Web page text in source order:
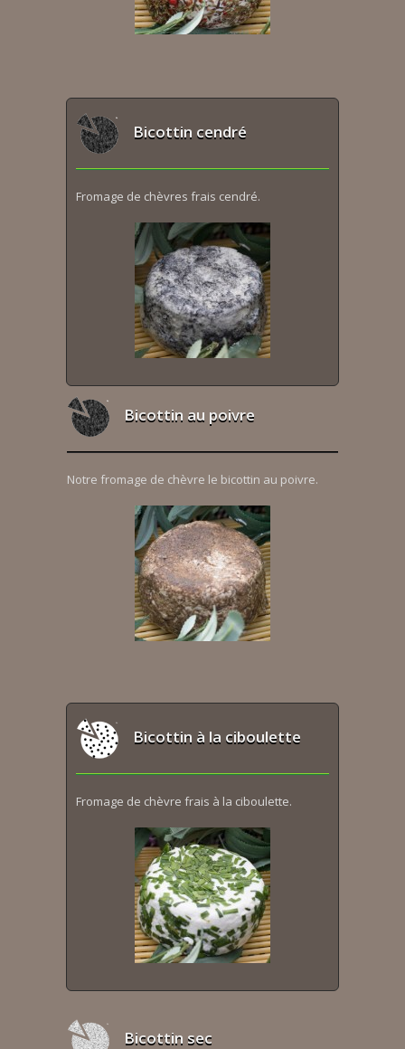
Bicottin cendré
Fromage de chèvres frais cendré.
Bicottin au poivre
Notre fromage de chèvre le bicottin au poivre.
Bicottin à la ciboulette
Fromage de chèvre frais à la ciboulette.
Bicottin sec